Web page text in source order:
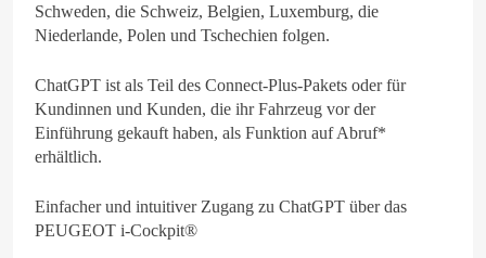
Schweden, die Schweiz, Belgien, Luxemburg, die
Niederlande, Polen und Tschechien folgen.
ChatGPT ist als Teil des Connect-Plus-Pakets oder für
Kundinnen und Kunden, die ihr Fahrzeug vor der
Einführung gekauft haben, als Funktion auf Abruf*
erhältlich.
Einfacher und intuitiver Zugang zu ChatGPT über das
PEUGEOT i-Cockpit®